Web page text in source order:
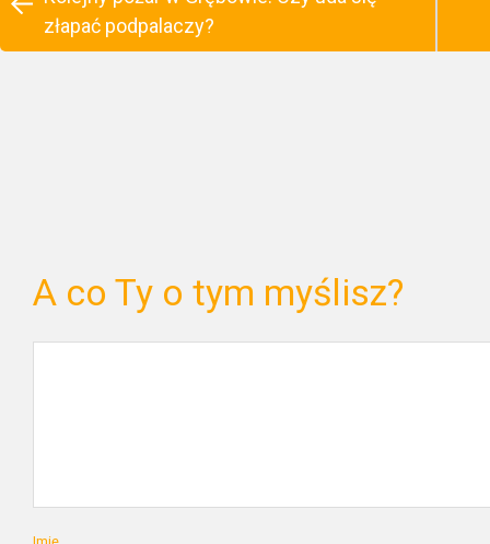
złapać podpalaczy?
A co Ty o tym myślisz?